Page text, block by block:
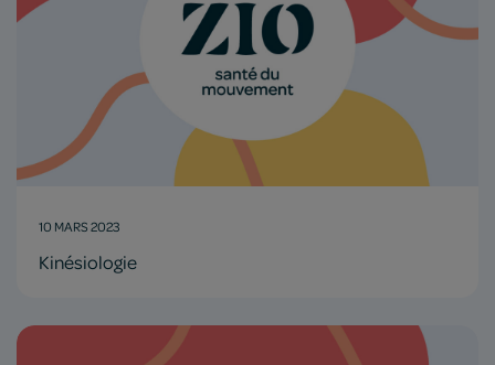
10 MARS 2023
Kinésiologie